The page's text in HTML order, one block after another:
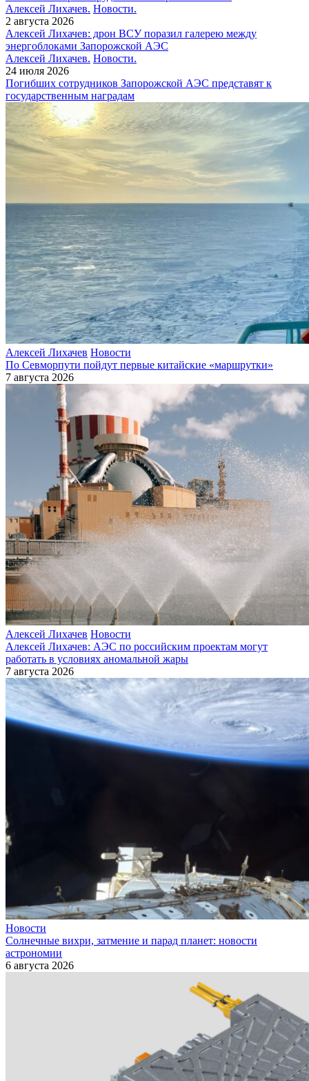
Алексей Лихачев. Новости.
2 августа 2026
Алексей Лихачев: дрон ВСУ поразил галерею между
энергоблоками Запорожской АЭС
Алексей Лихачев. Новости.
24 июля 2026
Погибших сотрудников Запорожской АЭС представят к
государственным наградам
Алексей Лихачев Новости
По Севморпути пойдут первые китайские «маршрутки»
7 августа 2026
Алексей Лихачев Новости
Алексей Лихачев: АЭС по российским проектам могут
работать в условиях аномальной жары
7 августа 2026
Новости
Солнечные вихри, затмение и парад планет: новости
астрономии
6 августа 2026